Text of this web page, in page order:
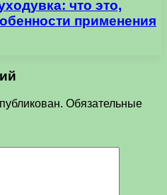
что это,
применения
Обязательные